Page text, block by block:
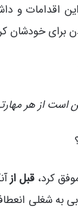
اقدامات و
از هر
کرد، قبل از
به شغلی